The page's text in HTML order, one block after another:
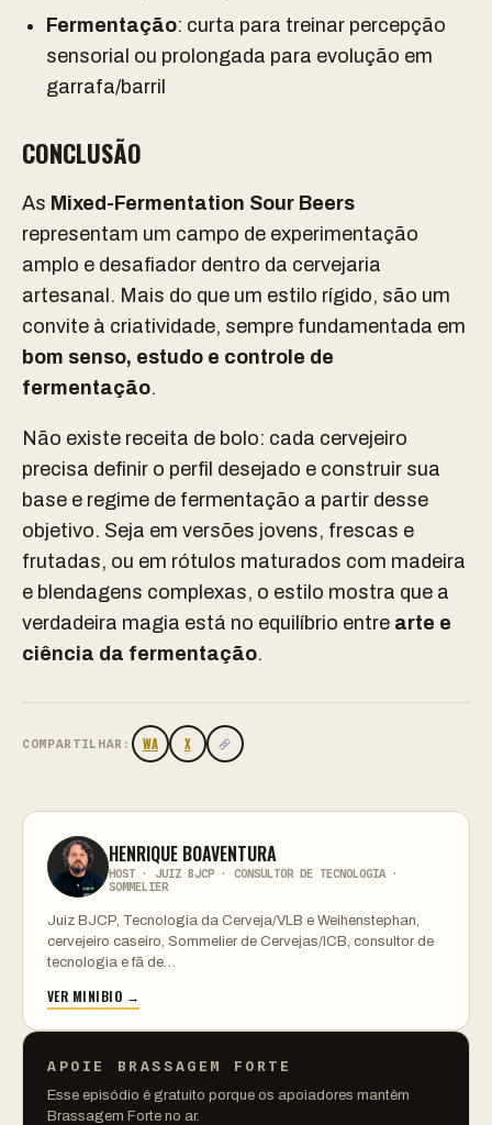
Fermentação: curta para treinar percepção
sensorial ou prolongada para evolução em
garrafa/barril
CONCLUSÃO
As Mixed-Fermentation Sour Beers
representam um campo de experimentação
amplo e desafiador dentro da cervejaria
artesanal. Mais do que um estilo rígido, são um
convite à criatividade, sempre fundamentada em
bom senso, estudo e controle de
fermentação.
Não existe receita de bolo: cada cervejeiro
precisa definir o perfil desejado e construir sua
base e regime de fermentação a partir desse
objetivo. Seja em versões jovens, frescas e
frutadas, ou em rótulos maturados com madeira
e blendagens complexas, o estilo mostra que a
verdadeira magia está no equilíbrio entre arte e
ciência da fermentação.
COMPARTILHAR: WA X
HENRIQUE BOAVENTURA
HOST · JUIZ BJCP · CONSULTOR DE TECNOLOGIA ·
SOMMELIER
Juiz BJCP, Tecnologia da Cerveja/VLB e Weihenstephan,
cervejeiro caseiro, Sommelier de Cervejas/ICB, consultor de
tecnologia e fã de…
VER MINIBIO →
APOIE BRASSAGEM FORTE
Esse episódio é gratuito porque os apoiadores mantêm
Brassagem Forte no ar.